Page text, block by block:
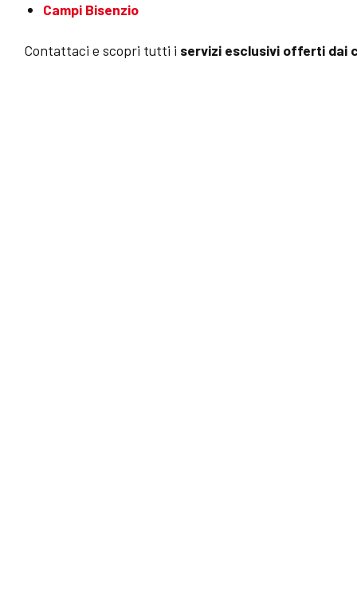
Campi Bisenzio
Contattaci e scopri tutti i servizi esclusivi offerti dai